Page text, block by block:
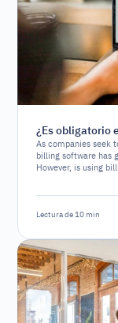
¿Es obligatorio
As companies seek
billing software has
However, is using
Lectura de 10 min